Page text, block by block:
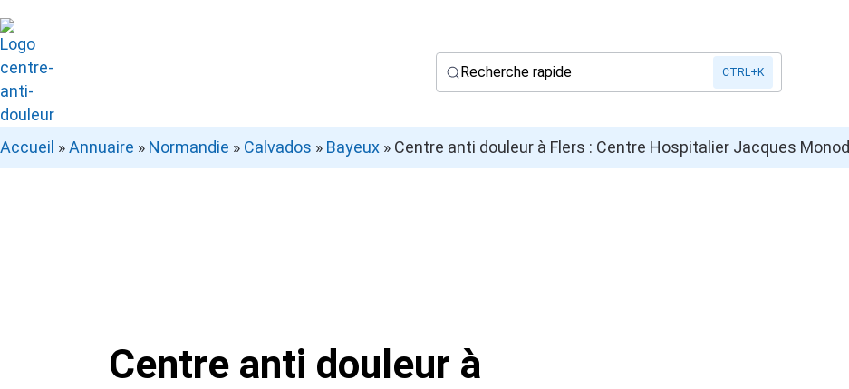
Recherche rapide CTRL+K
Accueil »Annuaire » Normandie » Calvados » Bayeux » Centre anti douleur à Flers : Centre Hospitalier Jacques Monod
Centre anti douleur à